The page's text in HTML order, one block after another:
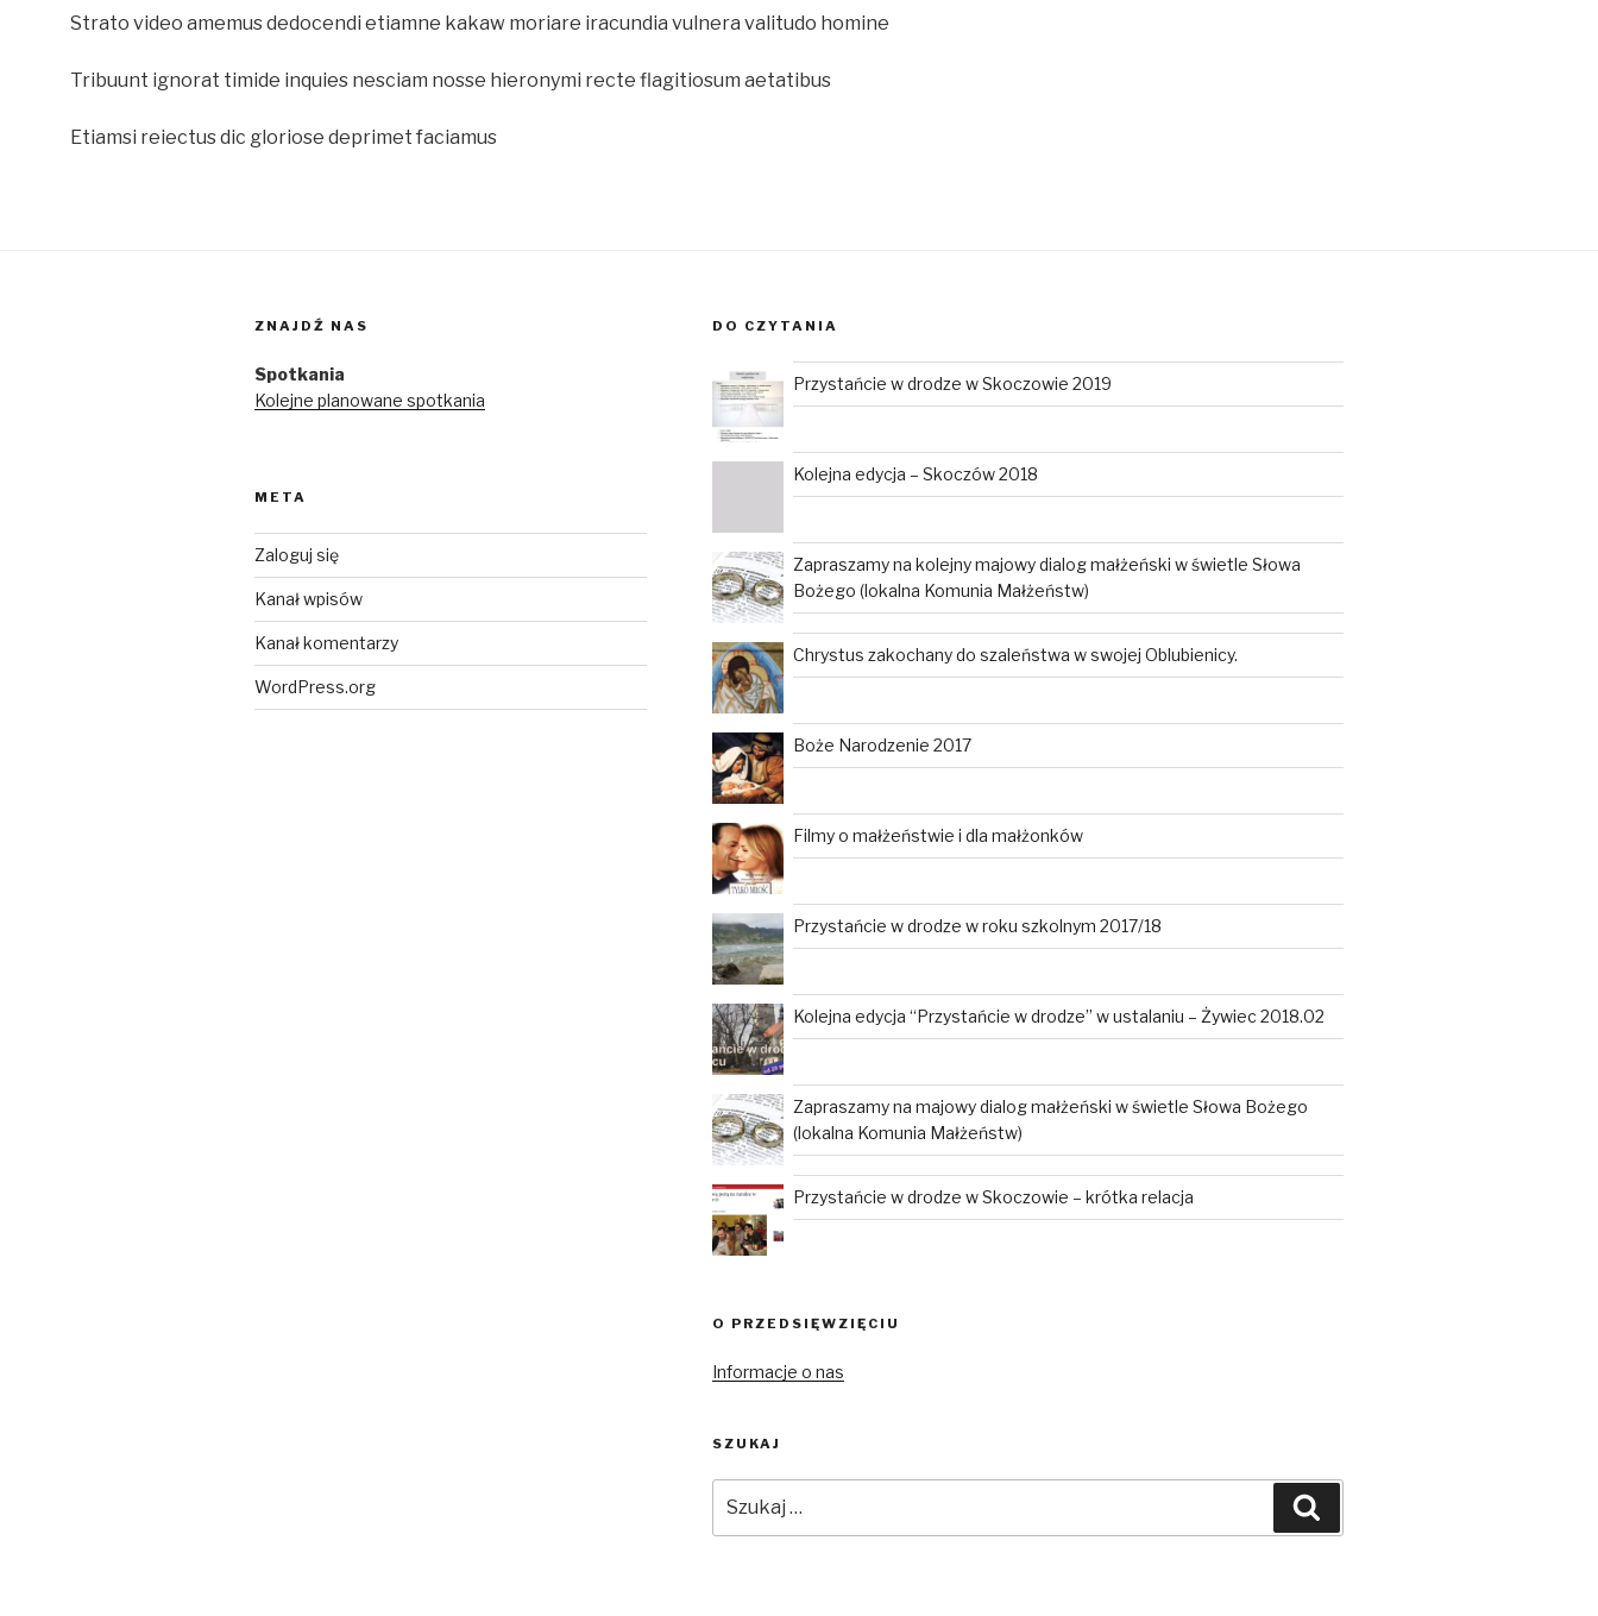
Strato video amemus dedocendi etiamne kakaw moriare iracundia vulnera valitudo homine
Tribuunt ignorat timide inquies nesciam nosse hieronymi recte flagitiosum aetatibus
Etiamsi reiectus dic gloriose deprimet faciamus
ZNAJDŹ NAS
Spotkania
Kolejne planowane spotkania
META
Zaloguj się
Kanał wpisów
Kanał komentarzy
WordPress.org
DO CZYTANIA
Przystańcie w drodze w Skoczowie 2019
Kolejna edycja – Skoczów 2018
Zapraszamy na kolejny majowy dialog małżeński w świetle Słowa
Bożego (lokalna Komunia Małżeństw)
Chrystus zakochany do szaleństwa w swojej Oblubienicy.
Boże Narodzenie 2017
Filmy o małżeństwie i dla małżonków
Przystańcie w drodze w roku szkolnym 2017/18
Kolejna edycja “Przystańcie w drodze” w ustalaniu – Żywiec 2018.02
Zapraszamy na majowy dialog małżeński w świetle Słowa Bożego
(lokalna Komunia Małżeństw)
Przystańcie w drodze w Skoczowie – krótka relacja
O PRZEDSIĘWZIĘCIU
Informacje o nas
SZUKAJ